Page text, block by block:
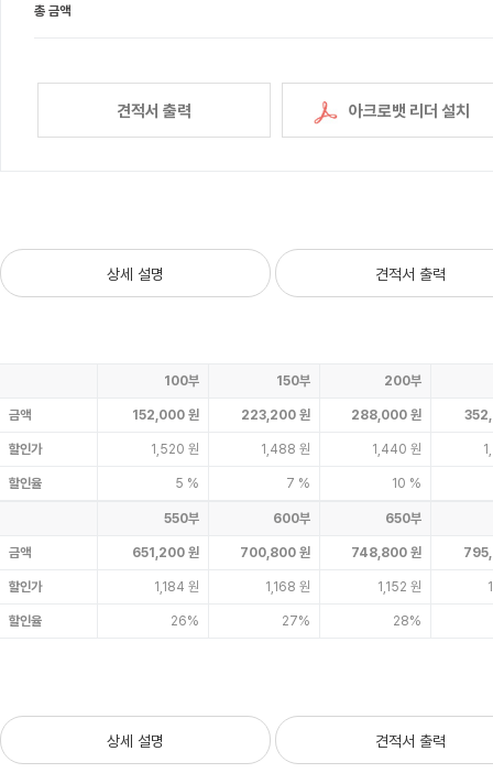
총 금액
견적서 출력 아크로뱃 리더 설치
상세 설명 견적서 출력
금액
할인가
할인율
100부
152,000 원
1,520 원
5 %
150부
223,200 원
1,488 원
7 %
200부
288,000 원
1,440 원
10 %
금액
할인가
할인율
550부
651,200 원
1,184 원
26%
600부
700,800 원
1,168 원
27%
650부
748,800 원
1,152 원
28%
상세 설명 견적서 출력